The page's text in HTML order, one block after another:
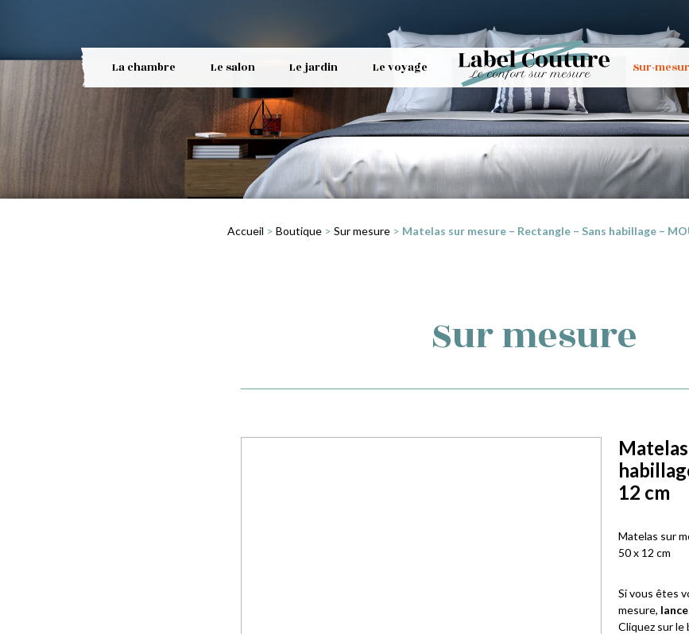
La chambre Le salon Le jardin Le voyage Sur-
Accueil > Boutique > Sur mesure > Matelas sur mesure – Rectangle – Sans habillage –
Sur mesure
12 cm
Matelas sur
50 x 12 cm
Si vous êtes
mesure,
Cliquez sur le